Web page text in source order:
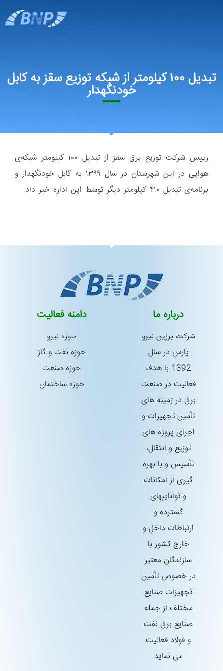
تبدیل ۱۰۰ کیلومتر از شبکه توزیع سقز به کابل
خودنگهدار
رییس شرکت توزیع برق سقز از تبدیل ۱۰۰ کیلومتر شبکه‌ی
هوایی در این شهرستان در سال ۱۳۹۹ به کابل خودنگهدار و
برنامه‌ی تبدیل ۴۱۰ کیلومتر دیگر توسط این اداره خبر داد.
درباره ما
شركت برزین نیرو
پارس در سال
1392 با هدف
فعالیت در صنعت
برق در زمینه های
تأمین تجهیزات و
اجرای پروژه های
توزیع و انتقال،
تأسیس و با بهره
گیری از امكانات
و تواناییهای
گسترده و
ارتباطات داخل و
خارج كشور با
سازندگان معتبر
در خصوص تأمین
تجهیزات صنایع
مختلف از جمله
صنایع برق نفت
و فولاد فعالیت
می نماید
دامنه فعالیت
حوزه نیرو
حوزه نفت و گاز
حوزه صنعت
حوزه ساختمان